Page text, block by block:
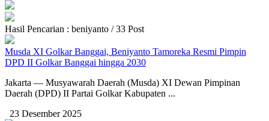
Hasil Pencarian : beniyanto / 33 Post
Musda XI Golkar Banggai, Beniyanto Tamoreka Resmi Pimpin
DPD II Golkar Banggai hingga 2030
Jakarta — Musyawarah Daerah (Musda) XI Dewan Pimpinan
Daerah (DPD) II Partai Golkar Kabupaten ...
23 Desember 2025